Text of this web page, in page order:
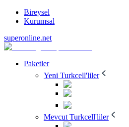
Bireysel
Kurumsal
superonline.net
Paketler
Yeni Turkcell'liler
Mevcut Turkcell'liler